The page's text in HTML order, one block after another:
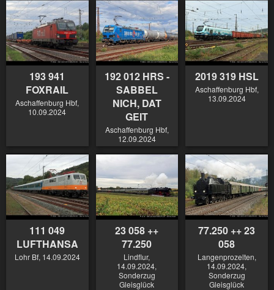
193 941
FOXRAIL
Aschaffenburg Hbf,
10.09.2024
192 012 HRS -
SABBEL
NICH, DAT
GEIT
Aschaffenburg Hbf,
12.09.2024
2019 319 HSL
Aschaffenburg Hbf,
13.09.2024
111 049
LUFTHANSA
Lohr Bf, 14.09.2024
23 058 ++
77.250
Lindflur,
14.09.2024,
Sonderzug
Gleisglück
77.250 ++ 23
058
Langenprozelten,
14.09.2024,
Sonderzug
Gleisglück